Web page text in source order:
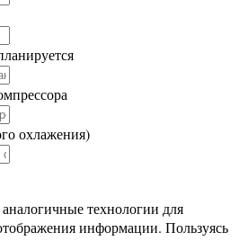
охлажения)
технологии для
информации. Пользуясь